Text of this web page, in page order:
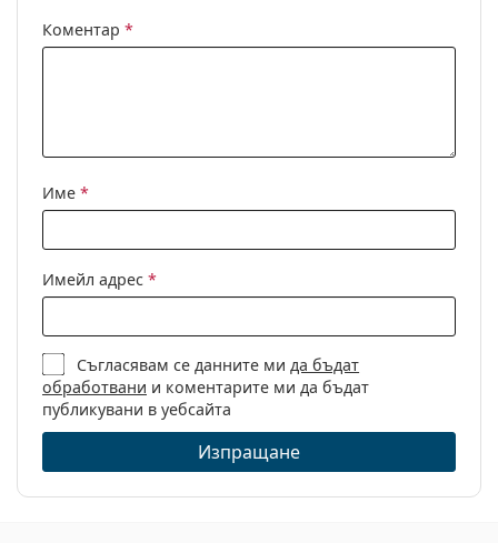
панти:
почистване:
Не
Категория:
Диоптрични очила
Марка:
Ray-Ban
Код:
0RY1598 3831 49
Коментар *
Име *
Имейл адрес *
Съгласявам се данните ми да бъдат
обработвани и коментарите ми да бъдат
публикувани в уебсайта
Изпращане